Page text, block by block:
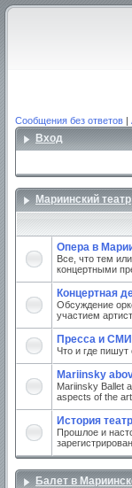
Сообщения без ответов |
Вход
Мариинский театр
Опера в
Все, что тем
концертными
Концертная
Обсуждение
участием
Пресса и СМИ
Что и где пишут
Mariinsky
Mariinsky Ballet
aspects of the
История
Прошлое и
Балет в